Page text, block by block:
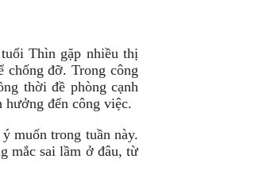
Thìn gặp nhiều thị
chống đỡ. Trong công
thời đề phòng cạnh
hưởng đến công việc.
muốn trong tuần này.
mắc sai lầm ở đâu, từ